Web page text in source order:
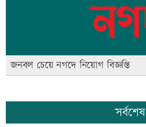
জনবল চেয়ে নগদে নিয়োগ বিজ্ঞপ্তি
সর্বশেষ